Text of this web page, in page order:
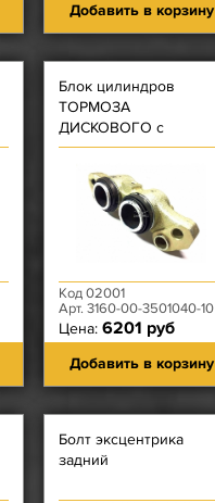
Добавить в корзину
Блок цилиндров
ТОРМОЗА
ДИСКОВОГО с
ПОРШНЯМИ правый
Код 02001
Арт. 3160-00-3501040-10
Цена: 6201 руб
Добавить в корзину
Болт эксцентрика
задний